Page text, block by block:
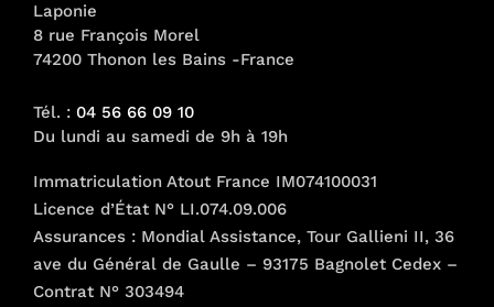
Laponie
8 rue François Morel
74200 Thonon les Bains -France
Tél. : 04 56 66 09 10
Du lundi au samedi de 9h à 19h
Immatriculation Atout France IM074100031
Licence d’État N° LI.074.09.006
Assurances : Mondial Assistance, Tour Gallieni II, 36
ave du Général de Gaulle – 93175 Bagnolet Cedex –
Contrat N° 303494